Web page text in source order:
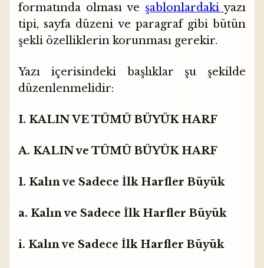
formatında olması ve şablonlardakiyazı
tipi, sayfa düzeni ve paragraf gibi bütün
şekli özelliklerin korunması gerekir.
Yazı içerisindeki başlıklar şu şekilde
düzenlenmelidir:
I. KALIN VE TÜMÜ BÜYÜK HARF
A. KALIN ve TÜMÜ BÜYÜK HARF
1. Kalın ve Sadece İlk Harfler Büyük
a. Kalın ve Sadece İlk Harfler Büyük
i. Kalın ve Sadece İlk Harfler Büyük